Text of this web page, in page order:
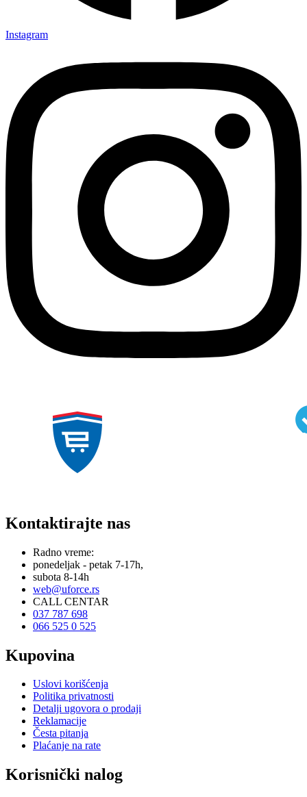
Instagram
Kontaktirajte nas
Radno vreme:
ponedeljak - petak 7-17h,
subota 8-14h
web@uforce.rs
CALL CENTAR
037 787 698
066 525 0 525
Kupovina
Uslovi korišćenja
Politika privatnosti
Detalji ugovora o prodaji
Reklamacije
Česta pitanja
Plaćanje na rate
Korisnički nalog